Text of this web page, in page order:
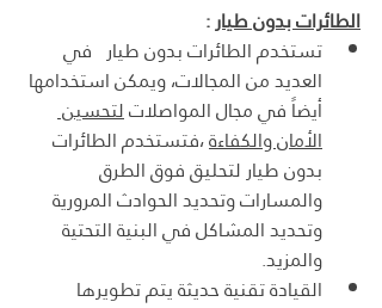
الطائرات بدون طيار :
تستخدم الطائرات بدون طيار   في
العديد من المجالات، ويمكن استخدامها
أيضاً في مجال المواصلات لتحسين
الأمان والكفاءة ،فتستخدم الطائرات
بدون طيار لتحليق فوق الطرق
والمسارات وتحديد الحوادث المرورية
وتحديد المشاكل في البنية التحتية
والمزيد.
القيادة تقنية حديثة يتم تطويرها